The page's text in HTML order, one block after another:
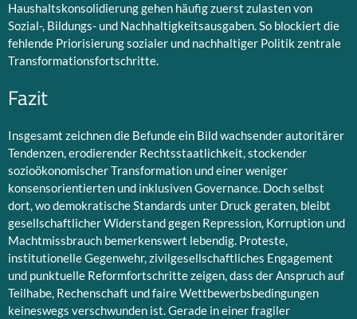
Haushaltskonsolidierung gehen häufig zuerst zulasten von
Sozial-, Bildungs- und Nachhaltigkeitsausgaben. So blockiert die
fehlende Priorisierung sozialer und nachhaltiger Politik zentrale
Transformationsfortschritte.
Fazit
Insgesamt zeichnen die Befunde ein Bild wachsender autoritärer
Tendenzen, erodierender Rechtsstaatlichkeit, stockender
sozioökonomischer Transformation und einer weniger
konsensorientierten und inklusiven Governance. Doch selbst
dort, wo demokratische Standards unter Druck geraten, bleibt
gesellschaftlicher Widerstand gegen Repression, Korruption und
Machtmissbrauch bemerkenswert lebendig. Proteste,
institutionelle Gegenwehr, zivilgesellschaftliches Engagement
und punktuelle Reformfortschritte zeigen, dass der Anspruch auf
Teilhabe, Rechenschaft und faire Wettbewerbsbedingungen
keineswegs verschwunden ist. Gerade in einer fragiler